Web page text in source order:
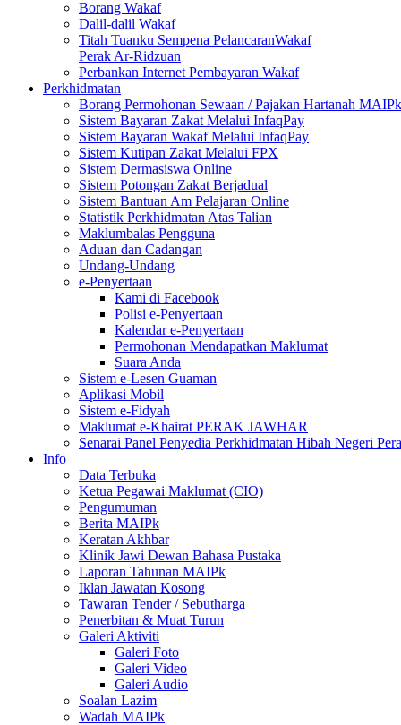
Borang Wakaf
Dalil-dalil Wakaf
Titah Tuanku Sempena PelancaranWakaf
Perak Ar-Ridzuan
Perbankan Internet Pembayaran Wakaf
Perkhidmatan
Borang Permohonan Sewaan / Pajakan Hartanah MAIPk
Sistem Bayaran Zakat Melalui InfaqPay
Sistem Bayaran Wakaf Melalui InfaqPay
Sistem Kutipan Zakat Melalui FPX
Sistem Dermasiswa Online
Sistem Potongan Zakat Berjadual
Sistem Bantuan Am Pelajaran Online
Statistik Perkhidmatan Atas Talian
Maklumbalas Pengguna
Aduan dan Cadangan
Undang-Undang
e-Penyertaan
Kami di Facebook
Polisi e-Penyertaan
Kalendar e-Penyertaan
Permohonan Mendapatkan Maklumat
Suara Anda
Sistem e-Lesen Guaman
Aplikasi Mobil
Sistem e-Fidyah
Maklumat e-Khairat PERAK JAWHAR
Senarai Panel Penyedia Perkhidmatan Hibah Negeri
Info
Data Terbuka
Ketua Pegawai Maklumat (CIO)
Pengumuman
Berita MAIPk
Keratan Akhbar
Klinik Jawi Dewan Bahasa Pustaka
Laporan Tahunan MAIPk
Iklan Jawatan Kosong
Tawaran Tender / Sebutharga
Penerbitan & Muat Turun
Galeri Aktiviti
Galeri Foto
Galeri Video
Galeri Audio
Soalan Lazim
Wadah MAIPk